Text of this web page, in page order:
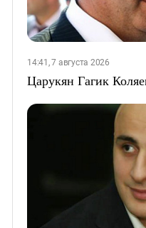
14:41, 7 августа 2026
Царукян Гагик